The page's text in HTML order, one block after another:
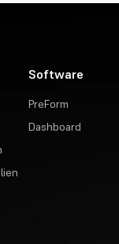
Software
PreForm
Dashboard